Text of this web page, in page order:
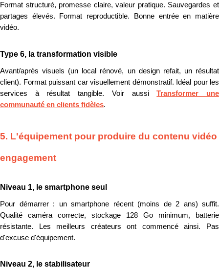
Format structuré, promesse claire, valeur pratique. Sauvegardes et
partages élevés. Format reproductible. Bonne entrée en matière
vidéo.
Type 6, la transformation visible
Avant/après visuels (un local rénové, un design refait, un résultat
client). Format puissant car visuellement démonstratif. Idéal pour les
services à résultat tangible. Voir aussiTransformer une
communauté en clients fidèles.
5. L'équipement pour produire du contenu vidéo
engagement
Niveau 1, le smartphone seul
Pour démarrer : un smartphone récent (moins de 2 ans) suffit.
Qualité caméra correcte, stockage 128 Go minimum, batterie
résistante. Les meilleurs créateurs ont commencé ainsi. Pas
d'excuse d'équipement.
Niveau 2, le stabilisateur